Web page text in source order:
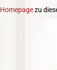
Homepagezu